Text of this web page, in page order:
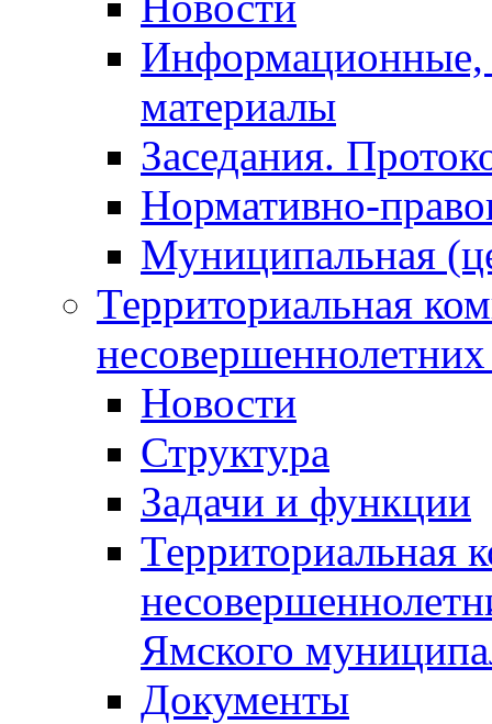
Информационные,
материалы
Заседания.
Нормативно-
Муниципальная
Территориальная
Новости
Структура
Задачи и функции
Территориальная
Ямского
Документы